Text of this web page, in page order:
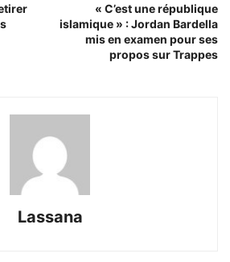
« C’est une république
islamique » : Jordan Bardella
mis en examen pour ses
propos sur Trappes
Lassana